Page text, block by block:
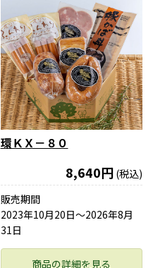
環ＫＸ－８０
8,640円 (税込)
販売期間
2023年10月20日〜2026年8月
31日
商品の詳細を見る